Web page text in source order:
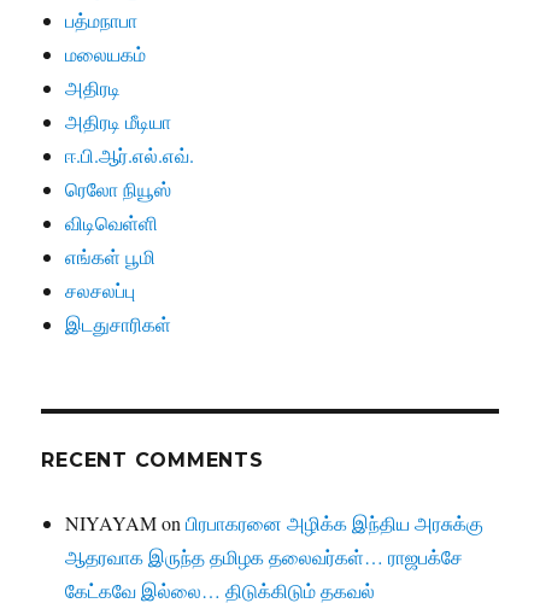
பத்மநாபா
மலையகம்
அதிரடி
அதிரடி மீடியா
ஈ.பி.ஆர்.எல்.எவ்.
ரெலோ நியூஸ்
விடிவெள்ளி
எங்கள் பூமி
சலசலப்பு
இடதுசாரிகள்
RECENT COMMENTS
NIYAYAMonபிரபாகரனை அழிக்க இந்திய அரசுக்கு
ஆதரவாக இருந்த தமிழக தலைவர்கள்… ராஜபக்சே
கேட்கவே இல்லை… திடுக்கிடும் தகவல்